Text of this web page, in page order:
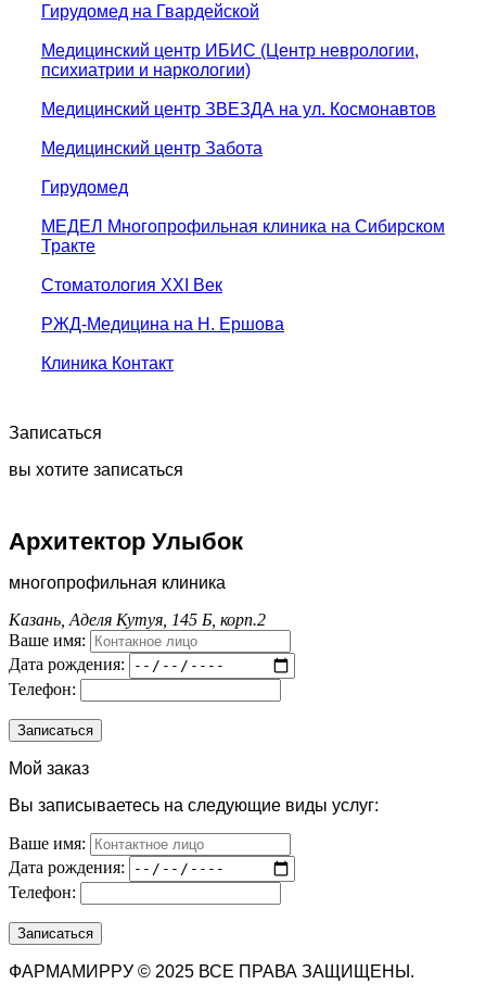
Гирудомед на Гвардейской
Медицинский центр ИБИС (Центр неврологии,
психиатрии и наркологии)
Медицинский центр ЗВЕЗДА на ул. Космонавтов
Медицинский центр Забота
Гирудомед
МЕДЕЛ Многопрофильная клиника на Сибирском
Тракте
Стоматология XXI Век
РЖД-Медицина на Н. Ершова
Клиника Контакт
Записаться
вы хотите записаться
Архитектор Улыбок
многопрофильная клиника
Казань, Аделя Кутуя, 145 Б, корп.2
Ваше имя:
Дата рождения:
Телефон:
Мой заказ
Вы записываетесь на следующие виды услуг:
Ваше имя:
Дата рождения:
Телефон:
ФАРМАМИРРУ © 2025 ВСЕ ПРАВА ЗАЩИЩЕНЫ.